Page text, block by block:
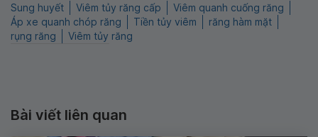
Sung huyết Viêm tủy răng cấp
Viêm quanh cuống răng
Áp xe quanh chóp răng
Tiền tủy viêm
răng hàm mặt
rụng răng
Viêm tủy răng
Bài viết liên quan